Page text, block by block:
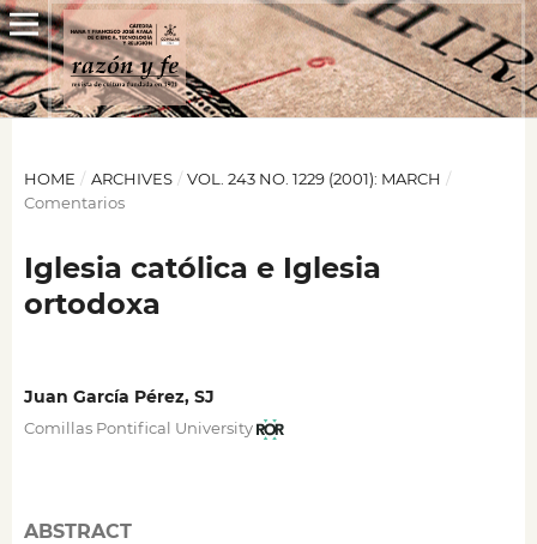
HOME / ARCHIVES / VOL. 243 NO. 1229 (2001): MARCH /
Comentarios
Iglesia católica e Iglesia
ortodoxa
Juan García Pérez, SJ
Comillas Pontifical University
ABSTRACT